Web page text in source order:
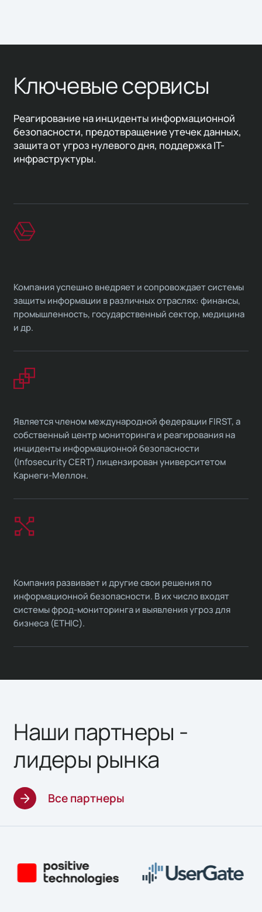
Ключевые сервисы
Реагирование на инциденты информационной
безопасности, предотвращение утечек данных,
защита от угроз нулевого дня, поддержка IT-
инфраструктуры.
Компания успешно внедряет и сопровождает системы
защиты информации в различных отраслях: финансы,
промышленность, государственный сектор, медицина
и др.
Является членом международной федерации FIRST, а
собственный центр мониторинга и реагирования на
инциденты информационной безопасности
(Infosecurity CERT) лицензирован университетом
Карнеги-Меллон.
Компания развивает и другие свои решения по
информационной безопасности. В их число входят
системы фрод-мониторинга и выявления угроз для
бизнеса (ETHIC).
Наши партнеры -
лидеры рынка
Все партнеры